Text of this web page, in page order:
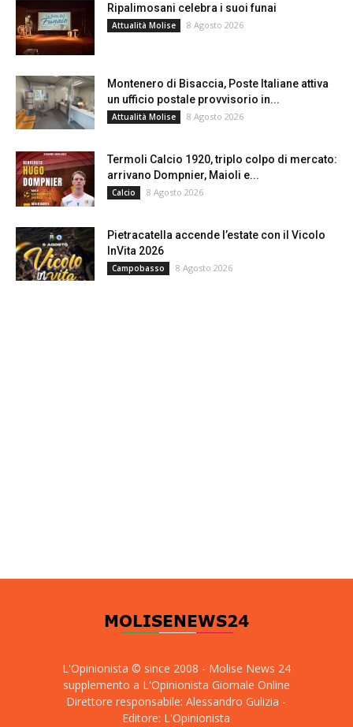
Ripalimosani celebra i suoi funai
Attualità Molise 8 Agosto 2026
Montenero di Bisaccia, Poste Italiane attiva
un ufficio postale provvisorio in...
Attualità Molise 8 Agosto 2026
Termoli Calcio 1920, triplo colpo di mercato:
arrivano Dompnier, Maioli e...
Calcio 8 Agosto 2026
Pietracatella accende l’estate con il Vicolo
InVita 2026
Campobasso 8 Agosto 2026
L'Opinionista © since 2008 - Molise News 24
supplemento a L'Opinionista Giornale Online
Direttore responsabile: Alessandro Gulizia -
Editore: L'Opinionista